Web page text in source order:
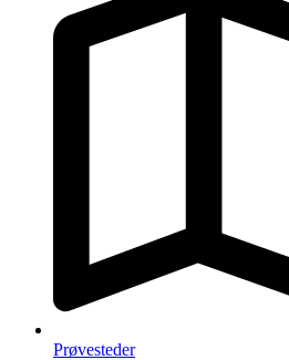
Prøvesteder